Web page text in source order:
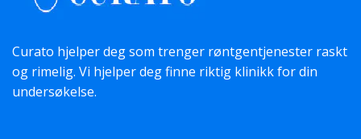
Curato hjelper deg som trenger røntgentjenester raskt
og rimelig. Vi hjelper deg finne riktig klinikk for din
undersøkelse.